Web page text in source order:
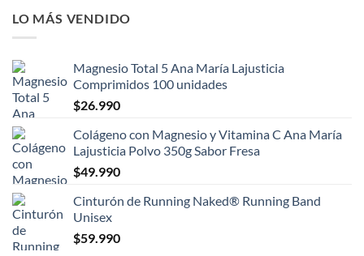
LO MÁS VENDIDO
Magnesio Total 5 Ana María Lajusticia
Comprimidos 100 unidades
$26.990
Colágeno con Magnesio y Vitamina C Ana María
Lajusticia Polvo 350g Sabor Fresa
$49.990
Cinturón de Running Naked® Running Band
Unisex
$59.990